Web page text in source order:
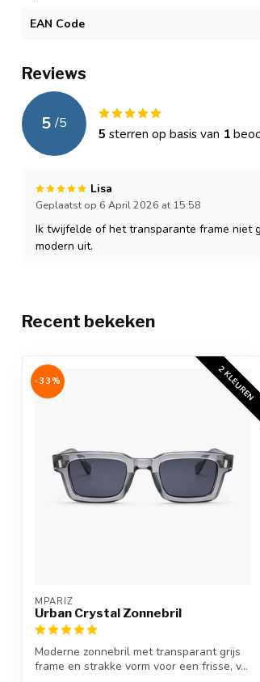
EAN Code
Reviews
5 /5
5 sterren op basis van 1
Lisa
Geplaatst op 6 April 2026 at 15:58
Ik twijfelde of het transparante frame niet
modern uit.
Recent bekeken
2 KLEUREN
-33%
MPARIZ
Urban Crystal Zonnebril
Moderne zonnebril met transparant grijs
frame en strakke vorm voor een frisse, v...